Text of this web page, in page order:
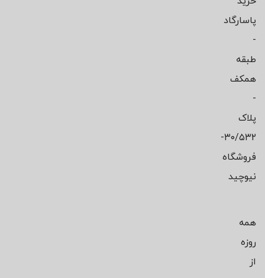
پاسارگاد
-
طبقه
همکف
-
پلاک
۳۰/۵۳۲-
فروشگاه
نیوچید
همه
روزه
از